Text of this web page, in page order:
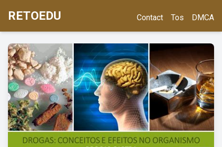
RETOEDU Contact Tos DMCA